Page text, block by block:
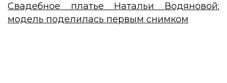
Свадебное платье Натальи Водяновой:
модель поделилась первым снимком